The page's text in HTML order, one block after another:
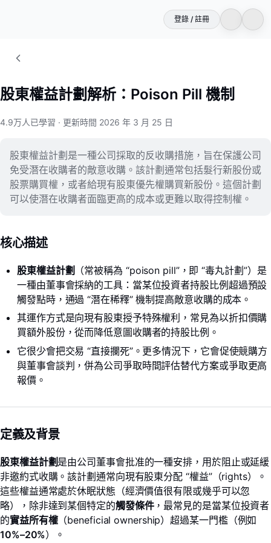
登錄 / 註冊
股東權益計劃解析：Poison Pill 機制
4.9万人已學習 · 更新時間 2026 年 3 月 25 日
股東權益計劃是一種公司採取的反收購措施，旨在保護公司
免受潛在收購者的敵意收購。該計劃通常包括髮行新股份或
股票購買權，或者給現有股東優先權購買新股份。這個計劃
可以使潛在收購者面臨更高的成本或更難以取得控制權。
核心描述
股東權益計劃
（常被稱為 “poison pill”，即 “毒丸計劃”）是
一種由董事會採納的工具：當某位投資者持股比例超過預設
觸發點時，通過 “潛在稀釋” 機制提高敵意收購的成本。
其運作方式是向現有股東授予特殊權利，常見為以折扣價購
買額外股份，從而降低意圖收購者的持股比例。
它很少會把交易 “直接攔死”。更多情況下，它會促使競購方
與董事會談判，併為公司爭取時間評估替代方案或爭取更高
報價。
定義及背景
股東權益計劃是由公司董事會批准的一種安排，用於阻止或延緩
非邀約式收購。該計劃通常向現有股東分配 “權益”（rights）。
這些權益通常處於休眠狀態（經濟價值很有限或幾乎可以忽
略），除非達到某個特定的觸發條件，最常見的是當某位投資者
的實益所有權（beneficial ownership）超過某一門檻（例如
10%–20%）。
LongbridgeAI